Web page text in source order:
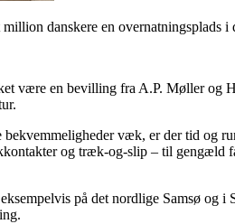
danskere en overnatningsplads i
være en bevilling fra A.P. Møller
væk, er der tid
og træk-og-slip – til gengæld
på det nordlige Samsø og